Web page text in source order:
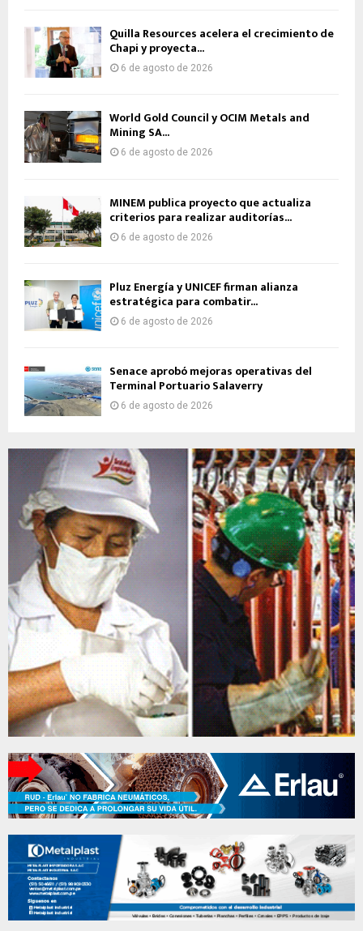
Quilla Resources acelera el crecimiento de
Chapi y proyecta...
6 de agosto de 2026
World Gold Council y OCIM Metals and
Mining SA...
6 de agosto de 2026
MINEM publica proyecto que actualiza
criterios para realizar auditorías...
6 de agosto de 2026
Pluz Energía y UNICEF firman alianza
estratégica para combatir...
6 de agosto de 2026
Senace aprobó mejoras operativas del
Terminal Portuario Salaverry
6 de agosto de 2026